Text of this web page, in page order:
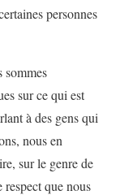
personnes
sommes
sur ce qui est
à des gens qui
nous en
sur le genre de
que nous